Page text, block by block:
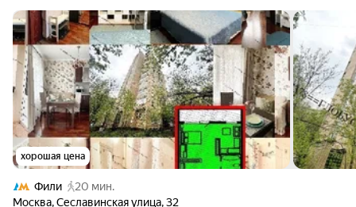
хорошая цена
Фили
20 мин.
Москва,Сеславинская улица,32